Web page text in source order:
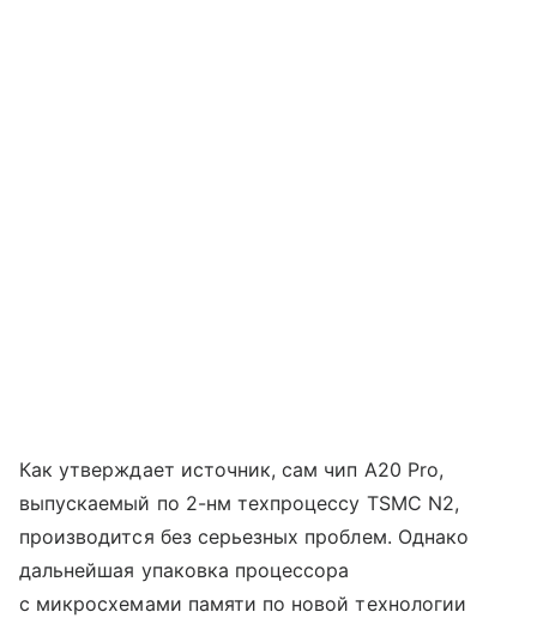
Как утверждает источник, сам чип A20 Pro,
выпускаемый по 2-нм техпроцессу TSMC N2,
производится без серьезных проблем. Однако
дальнейшая упаковка процессора
с микросхемами памяти по новой технологии